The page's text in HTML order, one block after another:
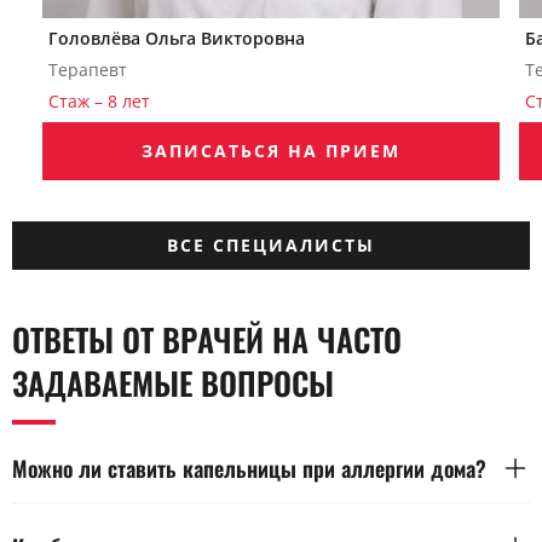
Головлёва Ольга Викторовна
Терапевт
Стаж – 8 лет
ЗАПИСАТЬСЯ НА ПРИЕМ
ВСЕ СПЕЦИАЛИСТЫ
ОТВЕТЫ ОТ ВРАЧЕЙ НА ЧАСТО
ЗАДАВАЕМЫЕ ВОПРОСЫ
Можно ли ставить капельницы при аллергии дома?